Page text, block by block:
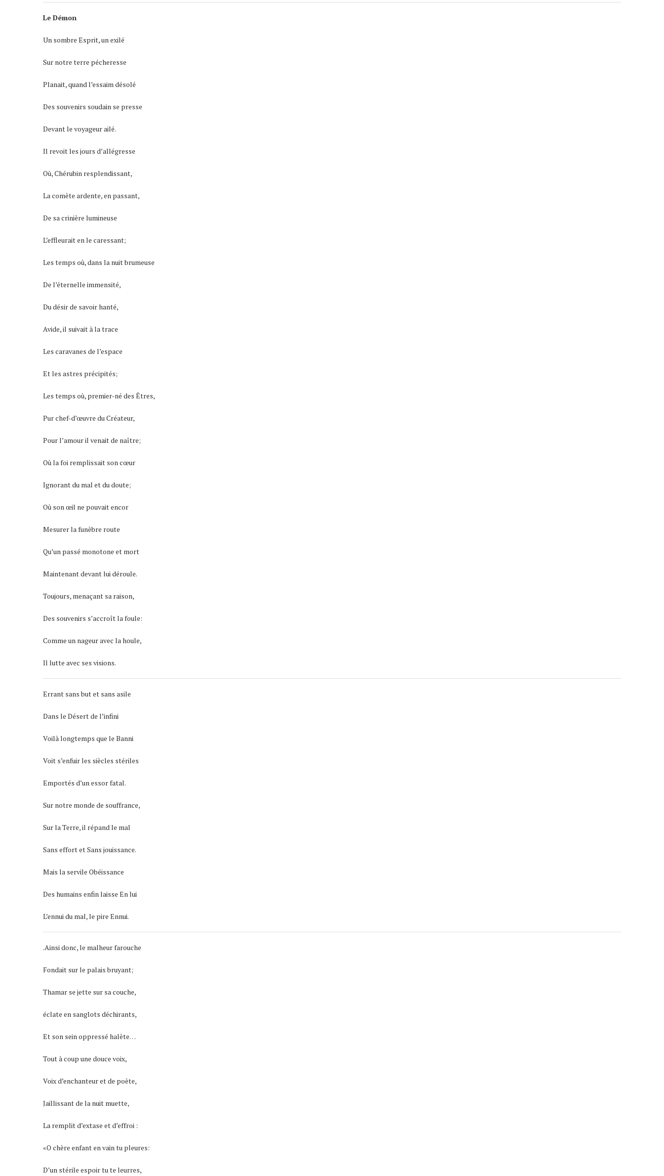
Le Démon
Un sombre Esprit, un exilé
Sur notre terre pécheresse
Planait, quand l’essaim désolé
Des souvenirs soudain se presse
Devant le voyageur ailé.
Il revoit les jours d’allégresse
Où, Chérubin resplendissant,
La comète ardente, en passant,
De sa crinière lumineuse
L’effleurait en le caressant;
Les temps où, dans la nuit brumeuse
De l’éternelle immensité,
Du désir de savoir hanté,
Avide, il suivait à la trace
Les caravanes de l’espace
Et les astres précipités;
Les temps où, premier-né des Êtres,
Pur chef-d’œuvre du Créateur,
Pour l’amour il venait de naître;
Où la foi remplissait son cœur
Ignorant du mal et du doute;
Où son œil ne pouvait encor
Mesurer la funèbre route
Qu’un passé monotone et mort
Maintenant devant lui déroule.
Toujours, menaçant sa raison,
Des souvenirs s’accroît la foule:
Comme un nageur avec la houle,
Il lutte avec ses visions.
Errant sans but et sans asile
Dans le Désert de l’infini
Voilà longtemps que le Banni
Voit s’enfuir les siècles stériles
Emportés d’un essor fatal.
Sur notre monde de souffrance,
Sur la Terre, il répand le mal
Sans effort et Sans jouissance.
Mais la servile Obéissance
Des humains enfin laisse En lui
L’ennui du mal, le pire Ennui.
.Ainsi donc, le malheur farouche
Fondait sur le palais bruyant;
Thamar se jette sur sa couche,
éclate en sanglots déchirants,
Et son sein oppressé halète…
Tout à coup une douce voix,
Voix d’enchanteur et de poète,
Jaillissant de la nuit muette,
La remplit d’extase et d’effroi :
«O chère enfant en vain tu pleures:
D’un stérile espoir tu te leurres,